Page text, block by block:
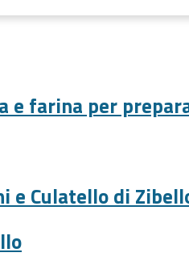
e farina per
e Culatello di